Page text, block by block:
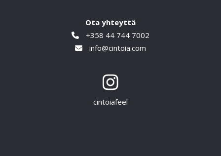
Ota yhteyttä
+358 44 744 7002
info@cintoia.com
cintoiafeel